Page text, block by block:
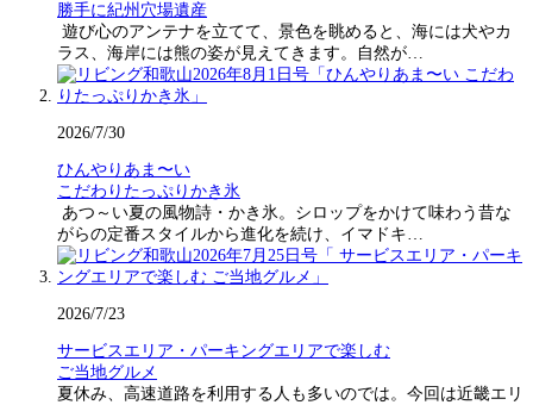
勝手に紀州穴場遺産
遊び心のアンテナを立てて、景色を眺めると、海には犬やカ
ラス、海岸には熊の姿が見えてきます。自然が…
2026/7/30
ひんやりあま〜い
こだわりたっぷりかき氷
あつ～い夏の風物詩・かき氷。シロップをかけて味わう昔な
がらの定番スタイルから進化を続け、イマドキ…
2026/7/23
サービスエリア・パーキングエリアで楽しむ
ご当地グルメ
夏休み、高速道路を利用する人も多いのでは。今回は近畿エリ